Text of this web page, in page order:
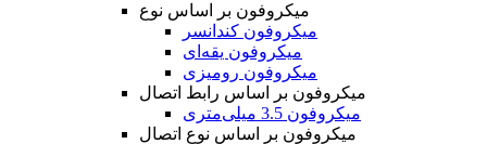
میکروفون بر اساس نوع
میکروفون کندانسر
میکروفون یقه‌ای
میکروفون رومیزی
میکروفون بر اساس رابط اتصال
میکروفون 3.5 میلی‌متری
میکروفون بر اساس نوع اتصال